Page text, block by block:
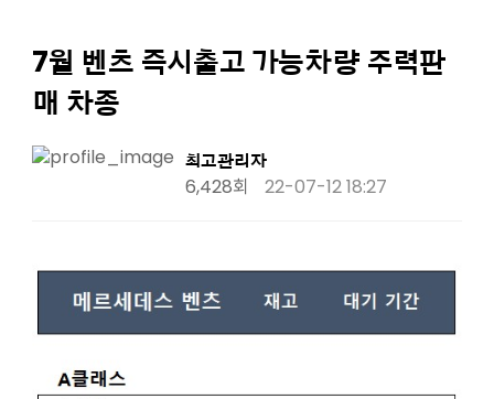
2023 벤츠 E250 AMG, E350 익스클루시브 연식변경 가격표
9월 벤츠 즉시출고 가능차량 주력판매 차종
8월 벤츠 즉시출고 가능차량 주력판매 차종
7월 벤츠 즉시출고 가능차량 주력판매 차종
7월 벤츠 즉시출고 가능차량 주력판
매 차종
최고관리자
6,428회
22-07-12 18:27